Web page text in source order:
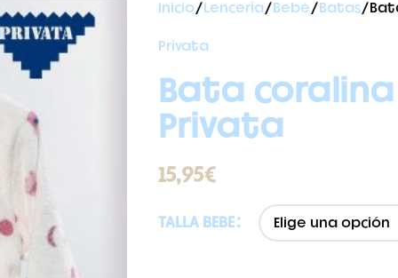
Inicio Lencería Bebé Batas
Privata
Bata
Privata
15,95€
TALLA BEBE